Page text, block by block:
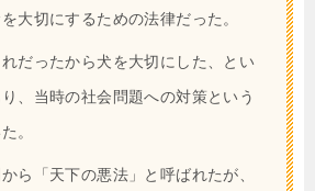
大切にするための法律だった。
だったから犬を大切にした、とい
、当時の社会問題への対策という
。
ら「天下の悪法」と呼ばれたが、